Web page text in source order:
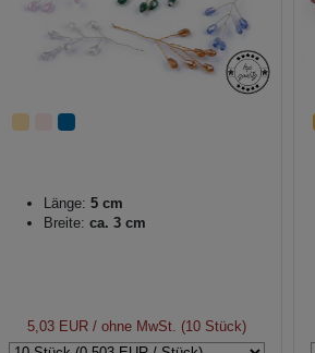
Länge: 5 cm
Breite: ca. 3 cm
5,03 EUR/ ohne MwSt. (10 Stück)